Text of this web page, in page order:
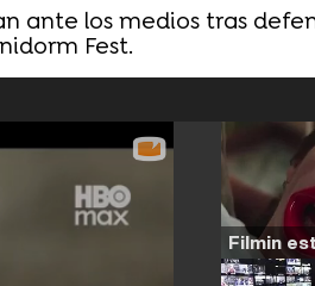
ante los medios tras
Fest.